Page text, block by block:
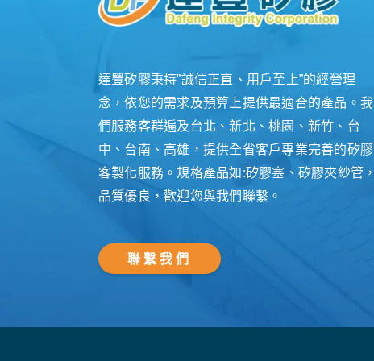
達豐矽膠秉持”誠信正直、用戶至上”的經營理
念，依您的需求及預算上提供最適合的產品。我
們服務客群遍及台北、新北、桃園、新竹、台
中、台南、高雄，提供全省客戶專業完善的矽膠
客製化服務。規格產品如:矽膠塞、矽膠夾紗管，
品質優良，歡迎您與我們聯繫。
聯繫我們